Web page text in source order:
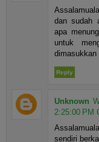
dan sudah
apa
untuk
dimasukkan
Reply
Unknown
2:25:00 PM
sendiri